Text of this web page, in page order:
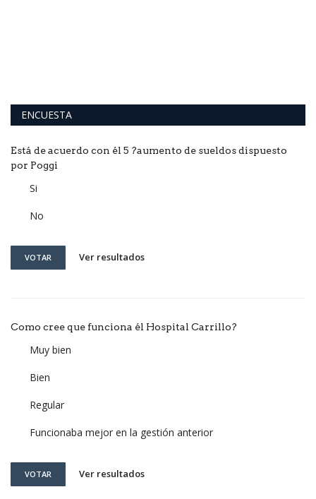
ENCUESTA
Está de acuerdo con él 5 ?aumento de sueldos dispuesto
por Poggi
Si
No
VOTAR Ver resultados
Como cree que funciona él Hospital Carrillo?
Muy bien
Bien
Regular
Funcionaba mejor en la gestión anterior
VOTAR Ver resultados